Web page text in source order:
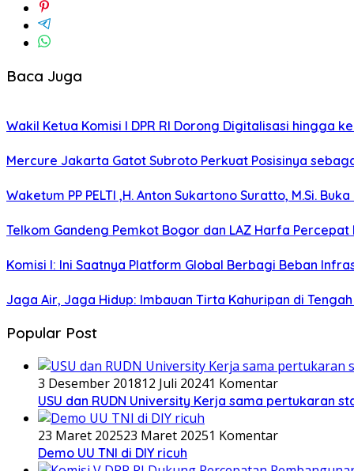
Baca Juga
Wakil Ketua Komisi I DPR RI Dorong Digitalisasi hingga
Mercure Jakarta Gatot Subroto Perkuat Posisinya
Waketum PP PELTI ,H. Anton Sukartono Suratto, M.Si.
Telkom Gandeng Pemkot Bogor dan LAZ Harfa
Komisi I: Ini Saatnya Platform Global Berbagi Beban
Jaga Air, Jaga Hidup: Imbauan Tirta Kahuripan di
Popular Post
3 Desember 201812 Juli 20241 Komentar
USU dan RUDN University Kerja sama pertukaran
23 Maret 202523 Maret 20251 Komentar
Demo UU TNI di DIY ricuh